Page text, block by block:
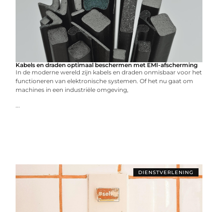
Kabels en draden optimaal beschermen met EMI-afscherming
In de moderne wereld zijn kabels en draden onmisbaar voor het
functioneren van elektronische systemen. Of het nu gaat om
machines in een industriële omgeving,
...
DIENSTVERLENING